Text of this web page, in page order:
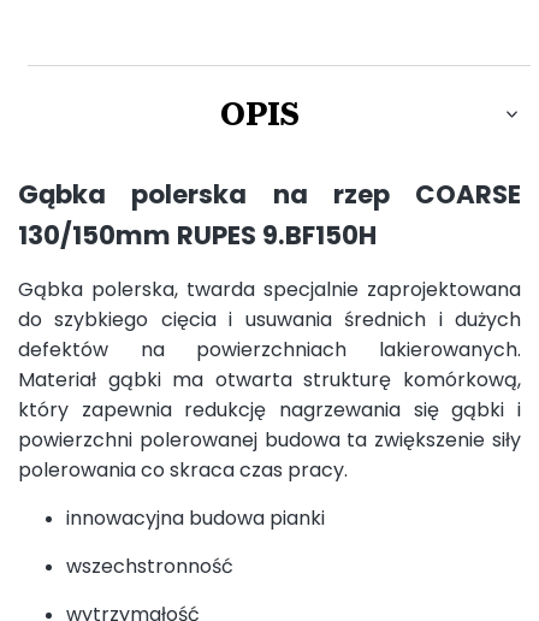
OPIS
Gąbka polerska na rzep COARSE
130/150mm RUPES 9.BF150H
Gąbka polerska, twarda specjalnie zaprojektowana
do szybkiego cięcia i usuwania średnich i dużych
defektów na powierzchniach lakierowanych.
Materiał gąbki ma otwarta strukturę komórkową,
który zapewnia redukcję nagrzewania się gąbki i
powierzchni polerowanej budowa ta zwiększenie siły
polerowania co skraca czas pracy.
innowacyjna budowa pianki
wszechstronność
wytrzymałość